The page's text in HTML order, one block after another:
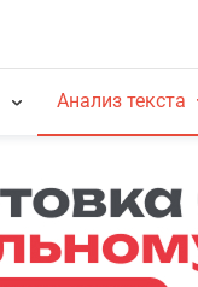
Анализ текста